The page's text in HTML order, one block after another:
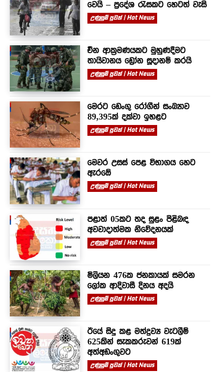
වෙයි – ප්‍රදේශ රැසකට හෙටත් වැසි
උණුසුම් පුවත් | Hot News
චීන ආක්‍රමණයකට මුහුණදීමට
තායිවානය ඩ්‍රෝන සූදානම් කරයි
උණුසුම් පුවත් | Hot News
මෙරට ඩෙංගු රෝගීන් සංඛ්‍යාව
89,395ක් දක්වා ඉහළට
උණුසුම් පුවත් | Hot News
මෙවර උසස් පෙළ විභාගය හෙට
ඇරඹේ
උණුසුම් පුවත් | Hot News
පළාත් 05කට තද සුළං පිළිබඳ
අවවාදාත්මක නිවේදනයක්
උණුසුම් පුවත් | Hot News
මිලියන 476ක ජනකායක් සමරන
ලෝක ආදිවාසී දිනය අදයි
උණුසුම් පුවත් | Hot News
ඊයේ සිදු කළ මත්ද්‍රව්‍ය වැටලීම්
625කින් සැකකරුවන් 619ක්
අත්අඩංගුවට
උණුසුම් පුවත් | Hot News